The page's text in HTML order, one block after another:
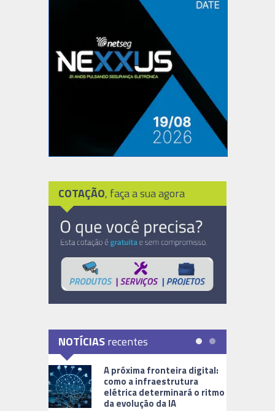
COTAÇÃO, faça a sua agora
NOTÍCIASrecentes
A próxima fronteira digital:
como a infraestrutura
elétrica determinará o ritmo
da evolução da IA